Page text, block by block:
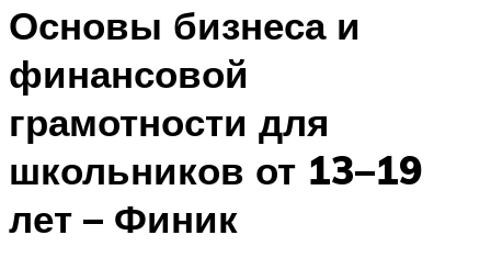
Основы бизнеса и
финансовой
грамотности для
школьников от 13–19
лет – Финик